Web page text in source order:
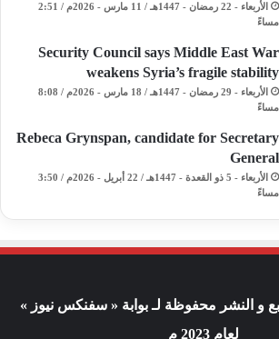
الأربعاء - 22 رمضان - 1447هـ / 11 مارس - 2026م / 2:51
مساءً
Security Council says Middle East War
weakens Syria’s fragile stability
الأربعاء - 29 رمضان - 1447هـ / 18 مارس - 2026م / 8:08
مساءً
Rebeca Grynspan, candidate for Secretary
General
الأربعاء - 5 ذو القعدة - 1447هـ / 22 أبريل - 2026م / 3:50
مساءً
و النشر محفوظة لـ بوابة « سفنكس نيوز »
لعام 2023 م